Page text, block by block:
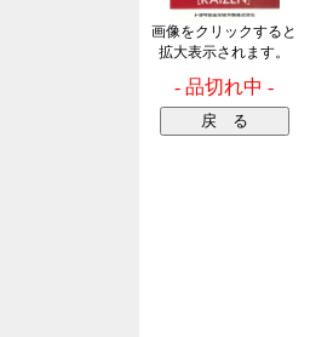
画像をクリックすると
拡大表示されます。
- 品切れ中 -